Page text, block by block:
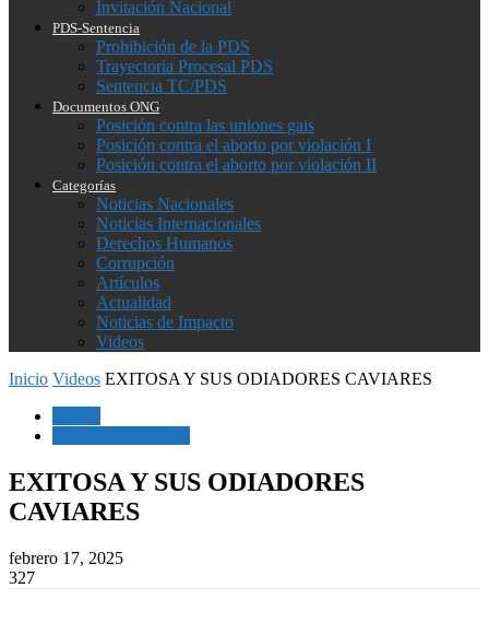
Invitación Nacional
PDS-Sentencia
Prohibición de la PDS
Trayectoria Procesal PDS
Sentencia TC/PDS
Documentos ONG
Posición contra las uniones gais
Posición contra el aborto por violación I
Posición contra el aborto por violación II
Categorías
Noticias Nacionales
Noticias Internacionales
Derechos Humanos
Corrupción
Artículos
Actualidad
Noticias de Impacto
Videos
Inicio Videos EXITOSA Y SUS ODIADORES CAVIARES
EXITOSA Y SUS ODIADORES
CAVIARES
febrero 17, 2025
327